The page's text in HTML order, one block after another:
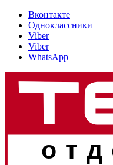
Вконтакте
Одноклассники
Viber
Viber
WhatsApp